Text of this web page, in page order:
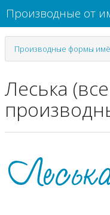
Производные от
Производные формы
Леська